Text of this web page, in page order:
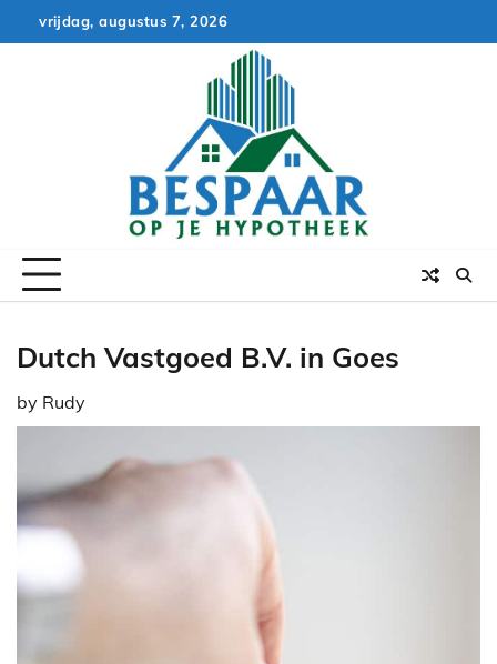
to
vrijdag, augustus 7, 2026
Dutch Vastgoed B.V. in Goes
by Rudy